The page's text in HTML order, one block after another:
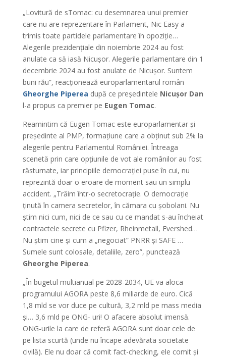
„Lovitură de sTomac: cu desemnarea unui premier
care nu are reprezentare în Parlament, Nic Easy a
trimis toate partidele parlamentare în opoziție…
Alegerile prezidențiale din noiembrie 2024 au fost
anulate ca să iasă Nicușor. Alegerile parlamentare din 1
decembrie 2024 au fost anulate de Nicușor. Suntem
buni rău”, reacționează europarlamentarul român
Gheorghe Piperea după ce președintele Nicușor Dan
l-a propus ca premier pe Eugen Tomac.
Reamintim că Eugen Tomac este europarlamentar și
președinte al PMP, formațiune care a obținut sub 2% la
alegerile pentru Parlamentul României. Întreaga
scenetă prin care opțiunile de vot ale românilor au fost
răsturnate, iar principiile democrației puse în cui, nu
reprezintă doar o eroare de moment sau un simplu
accident. „Trăim într-o secretocrație. O democrație
ținută în camera secretelor, în cămara cu șobolani. Nu
știm nici cum, nici de ce sau cu ce mandat s-au încheiat
contractele secrete cu Pfizer, Rheinmetall, Evershed…
Nu știm cine și cum a „negociat” PNRR și SAFE …
Sumele sunt colosale, detaliile, zero”, punctează
Gheorghe Piperea.
„În bugetul multianual pe 2028-2034, UE va aloca
programului AGORA peste 8,6 miliarde de euro. Cică
1,8 mld se vor duce pe cultură, 3,2 mld pe mass media
și… 3,6 mld pe ONG- uri! O afacere absolut imensă.
ONG-urile la care de referă AGORA sunt doar cele de
pe lista scurtă (unde nu încape adevărata societate
civilă). Ele nu doar că comit fact-checking, ele comit și